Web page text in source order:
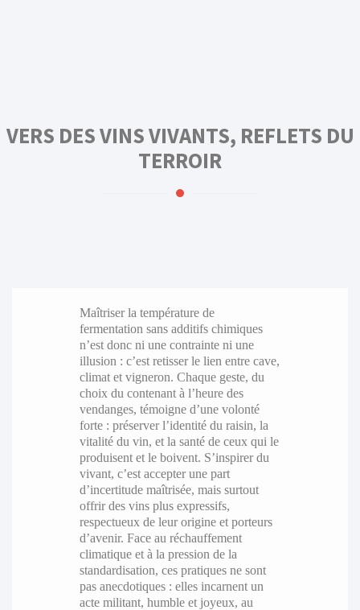
VERS DES VINS VIVANTS, REFLETS DU
TERROIR
Maîtriser la température de
fermentation sans additifs chimiques
n’est donc ni une contrainte ni une
illusion : c’est retisser le lien entre cave,
climat et vigneron. Chaque geste, du
choix du contenant à l’heure des
vendanges, témoigne d’une volonté
forte : préserver l’identité du raisin, la
vitalité du vin, et la santé de ceux qui le
produisent et le boivent. S’inspirer du
vivant, c’est accepter une part
d’incertitude maîtrisée, mais surtout
offrir des vins plus expressifs,
respectueux de leur origine et porteurs
d’avenir. Face au réchauffement
climatique et à la pression de la
standardisation, ces pratiques ne sont
pas anecdotiques : elles incarnent un
acte militant, humble et joyeux, au